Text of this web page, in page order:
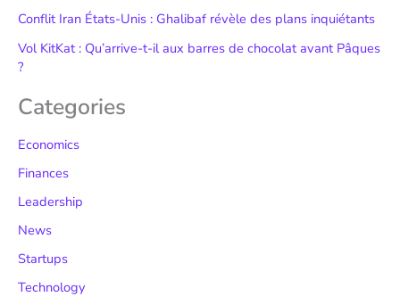
Conflit Iran États-Unis : Ghalibaf révèle des plans inquiétants
Vol KitKat : Qu’arrive-t-il aux barres de chocolat avant Pâques
?
Categories
Economics
Finances
Leadership
News
Startups
Technology